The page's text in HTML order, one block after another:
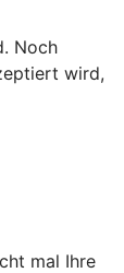
Noch
wird,
mal Ihre